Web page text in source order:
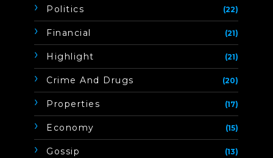
Politics (22)
Financial (21)
Highlight (21)
Crime And Drugs (20)
Properties (17)
Economy (15)
Gossip (13)